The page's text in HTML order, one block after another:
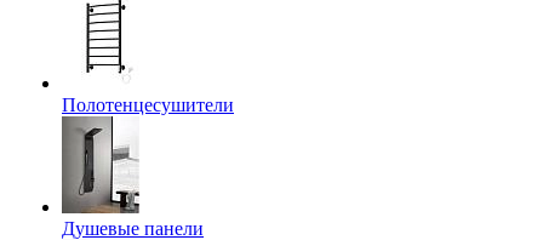
Полотенцесушители
Душевые панели